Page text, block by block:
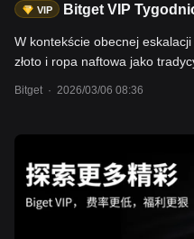
VIP Bitget VIP
W kontekście obecnej
złoto i ropa naftowa jako
do około 5300 USD za uncję,
ropę Brent skoczyły do
dalej wpływać na światowe rynki.
Bitget · 2026/03/06 08:36